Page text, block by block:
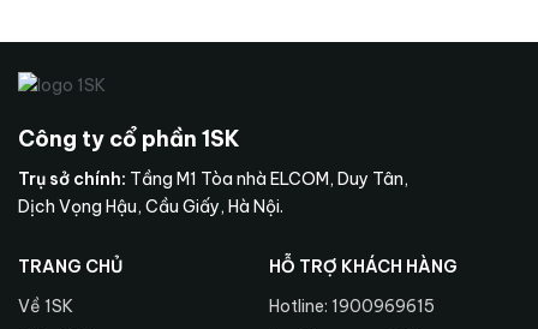
Công ty cổ phần 1SK
Trụ sở chính: Tầng M1 Tòa nhà ELCOM, Duy Tân,
Dịch Vọng Hậu, Cầu Giấy, Hà Nội.
TRANG CHỦ
Về 1SK
HỖ TRỢ KHÁCH HÀNG
Hotline: 1900969615